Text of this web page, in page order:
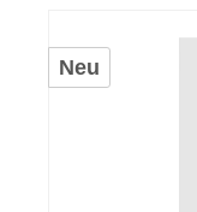
Neu